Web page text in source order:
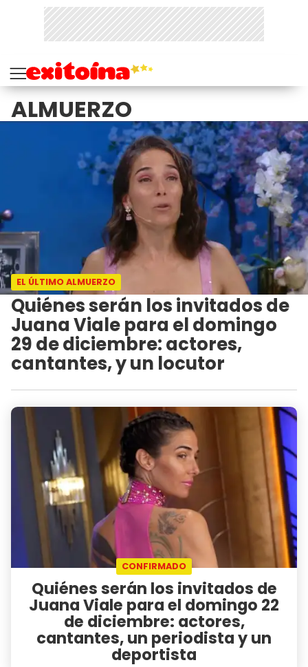
ALMUERZO
EL ÚLTIMO ALMUERZO
Quiénes serán los invitados de
Juana Viale para el domingo
29 de diciembre: actores,
cantantes, y un locutor
CONFIRMADO
Quiénes serán los invitados de
Juana Viale para el domingo 22
de diciembre: actores,
cantantes, un periodista y un
deportista